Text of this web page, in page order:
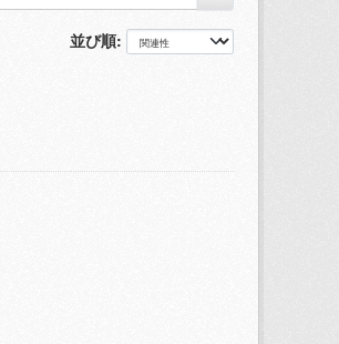
並び順